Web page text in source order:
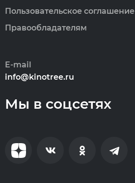
Пользовательское соглашение
Правообладателям
E-mail
info@kinotree.ru
Мы в соцсетях